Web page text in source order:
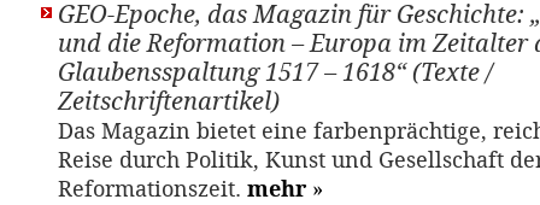
GEO-Epoche, das Magazin für
und die Reformation – Europa im Zeitalter
Glaubensspaltung 1517 – 1618“ (Texte /
Zeitschriftenartikel)
Das Magazin bietet eine farbenprächtige,
Reise durch Politik, Kunst und Gesellschaft
Reformationszeit. mehr »